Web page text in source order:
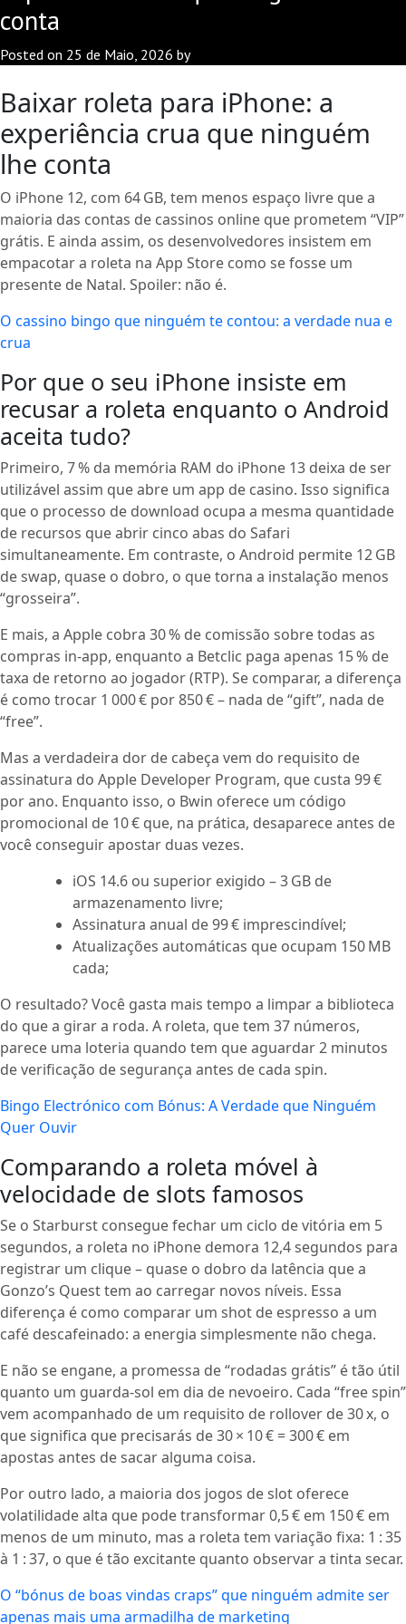
conta
Posted on 25 de Maio, 2026 by
Baixar roleta para iPhone: a
experiência crua que ninguém
lhe conta
O iPhone 12, com 64 GB, tem menos espaço livre que a
maioria das contas de cassinos online que prometem “VIP”
grátis. E ainda assim, os desenvolvedores insistem em
empacotar a roleta na App Store como se fosse um
presente de Natal. Spoiler: não é.
O cassino bingo que ninguém te contou: a verdade nua e
crua
Por que o seu iPhone insiste em
recusar a roleta enquanto o Android
aceita tudo?
Primeiro, 7 % da memória RAM do iPhone 13 deixa de ser
utilizável assim que abre um app de casino. Isso significa
que o processo de download ocupa a mesma quantidade
de recursos que abrir cinco abas do Safari
simultaneamente. Em contraste, o Android permite 12 GB
de swap, quase o dobro, o que torna a instalação menos
“grosseira”.
E mais, a Apple cobra 30 % de comissão sobre todas as
compras in‑app, enquanto a Betclic paga apenas 15 % de
taxa de retorno ao jogador (RTP). Se comparar, a diferença
é como trocar 1 000 € por 850 € – nada de “gift”, nada de
“free”.
Mas a verdadeira dor de cabeça vem do requisito de
assinatura do Apple Developer Program, que custa 99 €
por ano. Enquanto isso, o Bwin oferece um código
promocional de 10 € que, na prática, desaparece antes de
você conseguir apostar duas vezes.
iOS 14.6 ou superior exigido – 3 GB de
armazenamento livre;
Assinatura anual de 99 € imprescindível;
Atualizações automáticas que ocupam 150 MB
cada;
O resultado? Você gasta mais tempo a limpar a biblioteca
do que a girar a roda. A roleta, que tem 37 números,
parece uma loteria quando tem que aguardar 2 minutos
de verificação de segurança antes de cada spin.
Bingo Electrónico com Bónus: A Verdade que Ninguém
Quer Ouvir
Comparando a roleta móvel à
velocidade de slots famosos
Se o Starburst consegue fechar um ciclo de vitória em 5
segundos, a roleta no iPhone demora 12,4 segundos para
registrar um clique – quase o dobro da latência que a
Gonzo’s Quest tem ao carregar novos níveis. Essa
diferença é como comparar um shot de espresso a um
café descafeinado: a energia simplesmente não chega.
E não se engane, a promessa de “rodadas grátis” é tão útil
quanto um guarda‑sol em dia de nevoeiro. Cada “free spin”
vem acompanhado de um requisito de rollover de 30 x, o
que significa que precisarás de 30 × 10 € = 300 € em
apostas antes de sacar alguma coisa.
Por outro lado, a maioria dos jogos de slot oferece
volatilidade alta que pode transformar 0,5 € em 150 € em
menos de um minuto, mas a roleta tem variação fixa: 1 : 35
à 1 : 37, o que é tão excitante quanto observar a tinta secar.
O “bónus de boas vindas craps” que ninguém admite ser
apenas mais uma armadilha de marketing